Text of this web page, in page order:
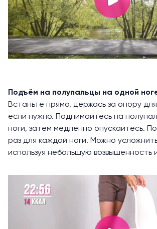
Подъём на полупальцы на одной
Встаньте прямо, держась за опору
если нужно. Поднимайтесь на
ноги, затем медленно опускайтесь.
раз для каждой ноги. Можно
используя небольшую возвышенность